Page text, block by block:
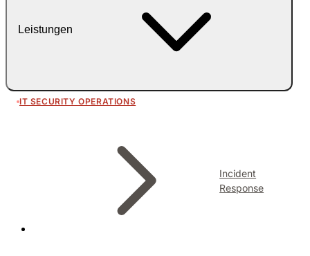
Leistungen
IT SECURITY OPERATIONS
Incident
Response